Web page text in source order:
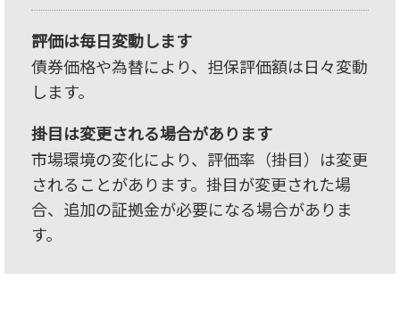
評価は毎日変動します
債券価格や為替により、担保評価額は日々変動
します。
掛目は変更される場合があります
市場環境の変化により、評価率（掛目）は変更
されることがあります。掛目が変更された場
合、追加の証拠金が必要になる場合がありま
す。